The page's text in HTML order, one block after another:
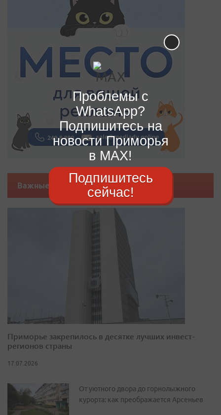
Важные новости
Приморье закрепилось в десятке лучших инвест-
регионов страны
17.07.2026
От уютного двора до горнолыжного
курорта: как преображается Арсеньев
Проблемы с
WhatsApp?
Подпишитесь на
новости Приморья
в MAX!
Подпишитесь
сейчас!